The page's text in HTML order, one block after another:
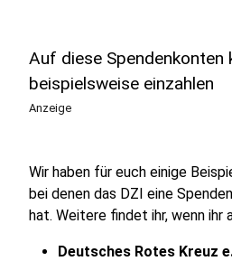
Auf diese Spendenkonten
beispielsweise einzahlen
Anzeige
Wir haben für euch einige
bei denen das DZI eine
hat. Weitere findet ihr, wenn ihr
Deutsches Rotes Kreuz